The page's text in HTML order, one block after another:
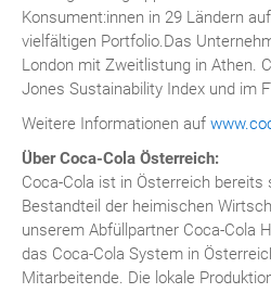
Konsument:innen in 29 Ländern
vielfältigen Portfolio.Das
London mit Zweitlistung in Athen.
Jones Sustainability Index und im
Weitere Informationen auf
Über Coca-Cola Österreich:
Coca-Cola ist in Österreich bereits
Bestandteil der heimischen
unserem Abfüllpartner Coca-Cola
das Coca-Cola System in
Mitarbeitende. Die lokale